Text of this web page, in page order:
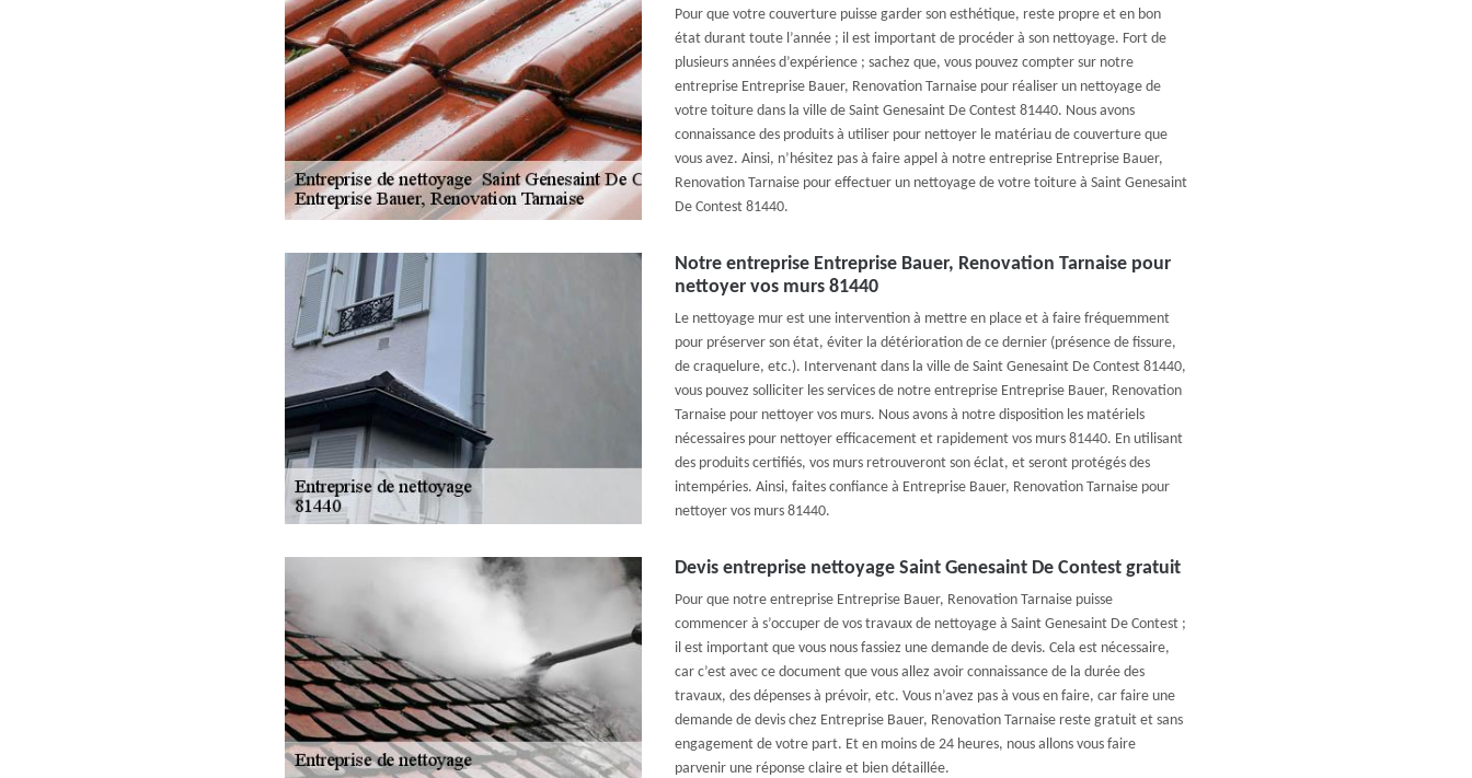
Pour que votre couverture puisse garder son esthétique, reste propre et en bon
état durant toute l’année ; il est important de procéder à son nettoyage. Fort de
plusieurs années d’expérience ; sachez que, vous pouvez compter sur notre
entreprise Entreprise Bauer, Renovation Tarnaise pour réaliser un nettoyage de
votre toiture dans la ville de Saint Genesaint De Contest 81440. Nous avons
connaissance des produits à utiliser pour nettoyer le matériau de couverture que
vous avez. Ainsi, n’hésitez pas à faire appel à notre entreprise Entreprise Bauer,
Renovation Tarnaise pour effectuer un nettoyage de votre toiture à Saint Genesaint
De Contest 81440.
Notre entreprise Entreprise Bauer, Renovation Tarnaise pour
nettoyer vos murs 81440
Le nettoyage mur est une intervention à mettre en place et à faire fréquemment
pour préserver son état, éviter la détérioration de ce dernier (présence de fissure,
de craquelure, etc.). Intervenant dans la ville de Saint Genesaint De Contest 81440,
vous pouvez solliciter les services de notre entreprise Entreprise Bauer, Renovation
Tarnaise pour nettoyer vos murs. Nous avons à notre disposition les matériels
nécessaires pour nettoyer efficacement et rapidement vos murs 81440. En utilisant
des produits certifiés, vos murs retrouveront son éclat, et seront protégés des
intempéries. Ainsi, faites confiance à Entreprise Bauer, Renovation Tarnaise pour
nettoyer vos murs 81440.
Devis entreprise nettoyage Saint Genesaint De Contest gratuit
Pour que notre entreprise Entreprise Bauer, Renovation Tarnaise puisse
commencer à s’occuper de vos travaux de nettoyage à Saint Genesaint De Contest ;
il est important que vous nous fassiez une demande de devis. Cela est nécessaire,
car c’est avec ce document que vous allez avoir connaissance de la durée des
travaux, des dépenses à prévoir, etc. Vous n’avez pas à vous en faire, car faire une
demande de devis chez Entreprise Bauer, Renovation Tarnaise reste gratuit et sans
engagement de votre part. Et en moins de 24 heures, nous allons vous faire
parvenir une réponse claire et bien détaillée.